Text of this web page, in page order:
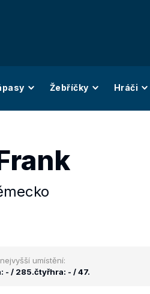
Žebříčky Hráči
umístění:
- / 285.čtyřhra: - / 47.